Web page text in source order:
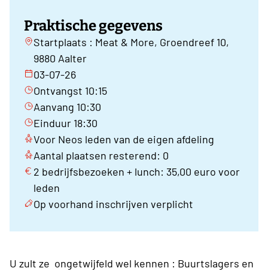
Praktische gegevens
Startplaats : Meat & More, Groendreef 10,
9880 Aalter
03-07-26
Ontvangst 10:15
Aanvang 10:30
Einduur 18:30
Voor Neos leden van de eigen afdeling
Aantal plaatsen resterend: 0
2 bedrijfsbezoeken + lunch: 35,00 euro voor
leden
Op voorhand inschrijven verplicht
U zult ze ongetwijfeld wel kennen : Buurtslagers en